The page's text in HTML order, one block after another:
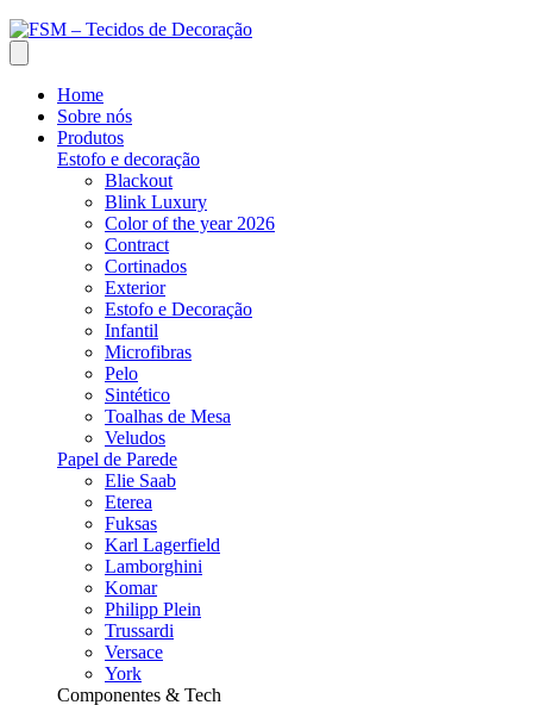
Home
Sobre nós
Produtos
Estofo e decoração
Blackout
Blink Luxury
Color of the year 2026
Contract
Cortinados
Exterior
Estofo e Decoração
Infantil
Microfibras
Pelo
Sintético
Toalhas de Mesa
Veludos
Papel de Parede
Elie Saab
Eterea
Fuksas
Karl Lagerfield
Lamborghini
Komar
Philipp Plein
Trussardi
Versace
York
Componentes & Tech